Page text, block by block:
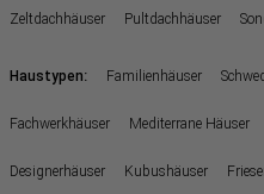
Zeltdachhäuser Pultdachhäuser
Haustypen: Familienhäuser
Fachwerkhäuser Mediterrane Häuser
Designerhäuser Kubushäuser